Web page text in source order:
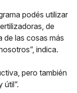
podés utilizar
de
de las cosas más
indica.
pero también
útil”.